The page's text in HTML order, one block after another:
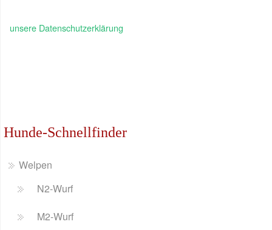
unsere Datenschutzerklärung
Hunde-Schnellfinder
Welpen
N2-Wurf
M2-Wurf